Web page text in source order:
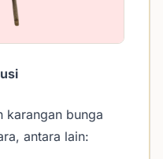
karangan bunga
antara lain: